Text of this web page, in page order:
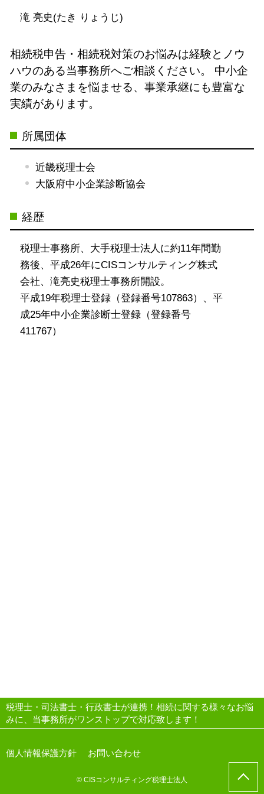
滝 亮史(たき りょうじ)
相続税申告・相続税対策のお悩みは経験とノウ
ハウのある当事務所へご相談ください。
中小企
業のみなさまを悩ませる、事業承継にも豊富な
実績があります。
所属団体
近畿税理士会
大阪府中小企業診断協会
経歴
税理士事務所、大手税理士法人に約11年間勤
務後、平成26年にCISコンサルティング株式
会社、滝亮史税理士事務所開設。
平成19年税理士登録（登録番号107863）、平
成25年中小企業診断士登録（登録番号
411767）
税理士・司法書士・行政書士が連携！相続に関する様々なお悩
みに、当事務所がワンストップで対応致します！
個人情報保護方針 お問い合わせ
© CISコンサルティング税理士法人